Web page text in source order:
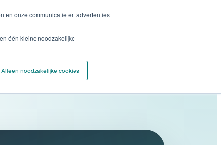
en onze communicatie en advertenties
één kleine noodzakelijke
Alleen noodzakelijke cookies